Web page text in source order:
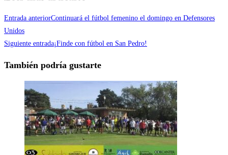
Entrada anteriorContinuará el fútbol femenino el domingo en Defensores
Unidos
Siguiente entrada¡Finde con fútbol en San Pedro!
También podría gustarte